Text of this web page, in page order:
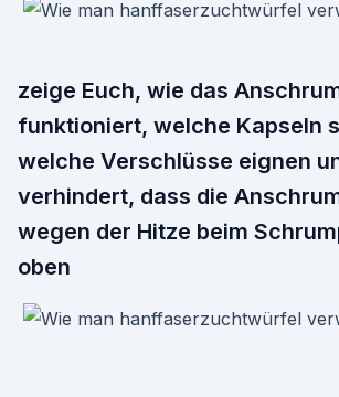
zeige Euch, wie das
funktioniert, welche Kapseln
welche Verschlüsse eignen
verhindert, dass die
wegen der Hitze beim
oben